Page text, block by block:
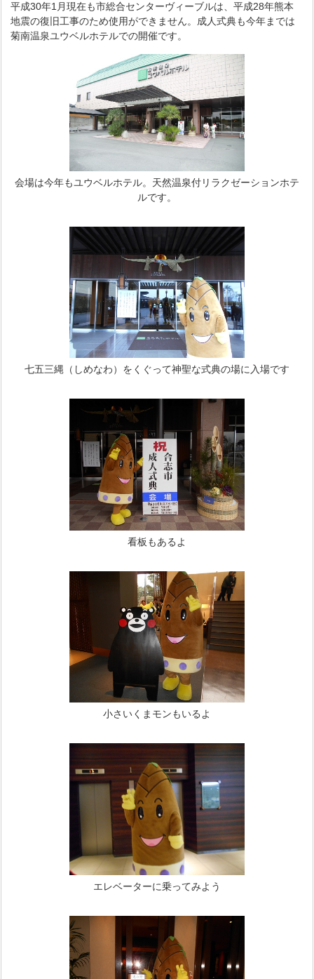
平成30年1月現在も市総合センターヴィーブルは、平成28年熊本
地震の復旧工事のため使用ができません。成人式典も今年までは
菊南温泉ユウベルホテルでの開催です。
会場は今年もユウベルホテル。天然温泉付リラクゼーションホテ
ルです。
七五三縄（しめなわ）をくぐって神聖な式典の場に入場です
看板もあるよ
小さいくまモンもいるよ
エレベーターに乗ってみよう